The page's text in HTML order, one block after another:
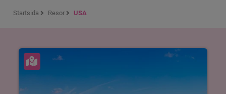
Startsida Resor USA
Se karta